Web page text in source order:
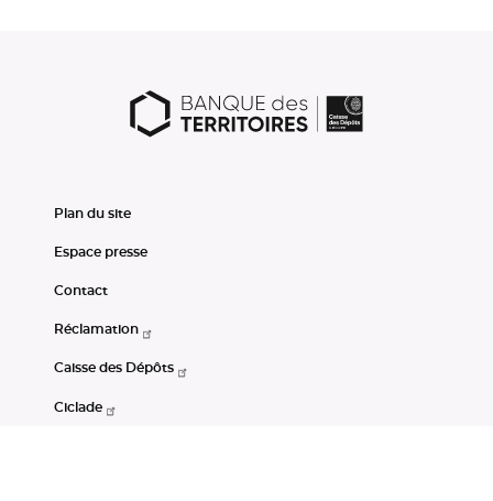
Plan du site
Espace presse
Contact
Réclamation
Caisse des Dépôts
Ciclade